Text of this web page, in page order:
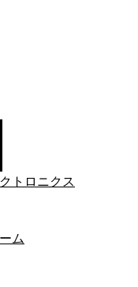
トロニクス
ム